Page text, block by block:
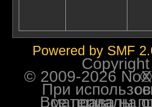
Powered by SMF
©
При
Все права на